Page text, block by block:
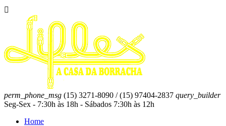

perm_phone_msg (15) 3271-8090 / (15) 97404-2837 query_builder
Seg-Sex - 7:30h às 18h - Sábados 7:30h às 12h
Home